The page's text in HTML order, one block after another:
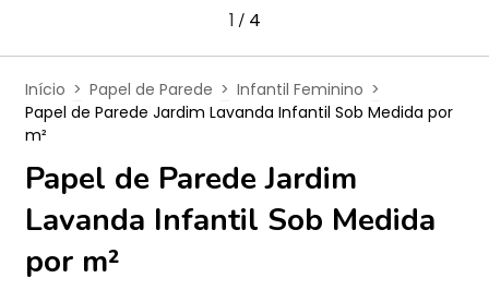
1/ 4
Início > Papel de Parede > Infantil Feminino >
Papel de Parede Jardim Lavanda Infantil Sob Medida por
m²
Papel de Parede Jardim
Lavanda Infantil Sob Medida
por m²